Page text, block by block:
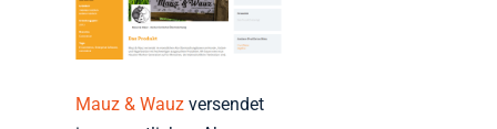
Mauz & Wauzversendet